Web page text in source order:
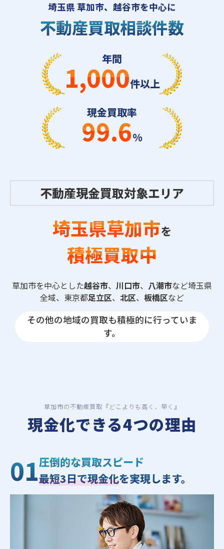
埼玉県 草加市、越谷市を中心に
不動産買取相談件数
年間
1,000件以上
現金買取率
99.6%
不動産現金買取対象エリア
埼玉県草加市を
積極買取中
草加市を中心とした越谷市、 川口市、 八潮市など埼玉県
全域、東京都足立区、 北区、 板橋区など
その他の地域の買取も積極的に行っていま
す。
草加市の不動産買取『どこよりも高く、早く』
現金化できる4つの理由
01圧倒的な買取スピード
最短3日で現金化を実現します。